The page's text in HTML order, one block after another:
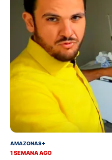
AMAZONAS+
1 SEMANA AGO